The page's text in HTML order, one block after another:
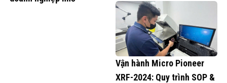
Vận hành Micro Pioneer
XRF-2024: Quy trình SOP &